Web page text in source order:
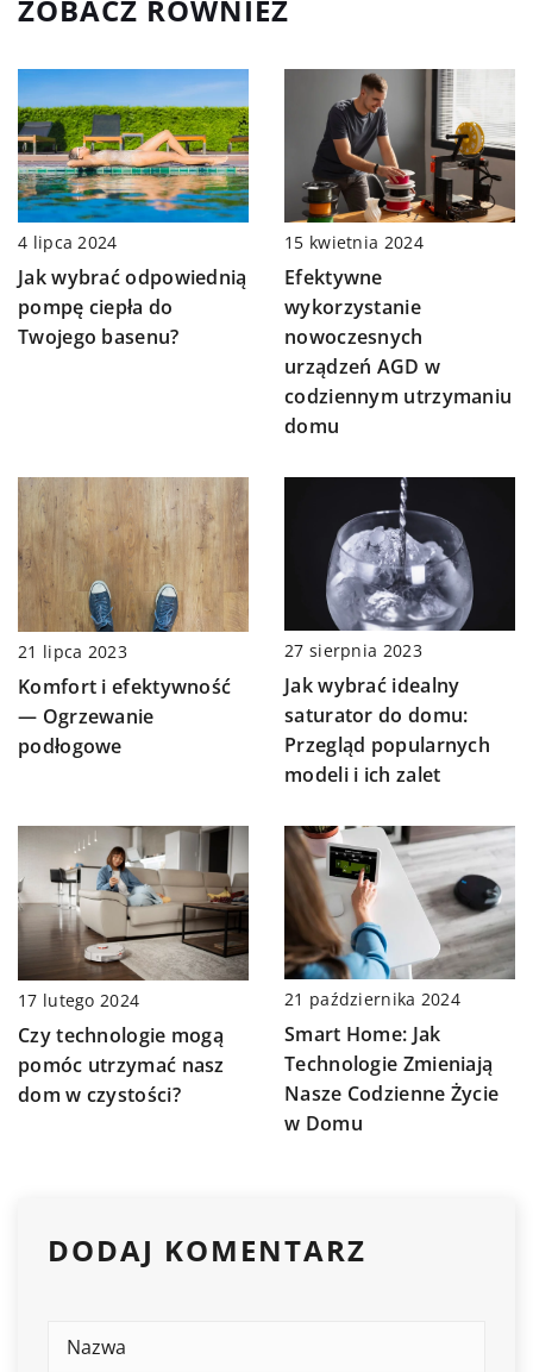
ZOBACZ RÓWNIEŻ
4 lipca 2024
Jak wybrać odpowiednią
pompę ciepła do
Twojego basenu?
15 kwietnia 2024
Efektywne
wykorzystanie
nowoczesnych
urządzeń AGD w
codziennym utrzymaniu
domu
21 lipca 2023
Komfort i efektywność
— Ogrzewanie
podłogowe
27 sierpnia 2023
Jak wybrać idealny
saturator do domu:
Przegląd popularnych
modeli i ich zalet
17 lutego 2024
Czy technologie mogą
pomóc utrzymać nasz
dom w czystości?
21 października 2024
Smart Home: Jak
Technologie Zmieniają
Nasze Codzienne Życie
w Domu
DODAJ KOMENTARZ